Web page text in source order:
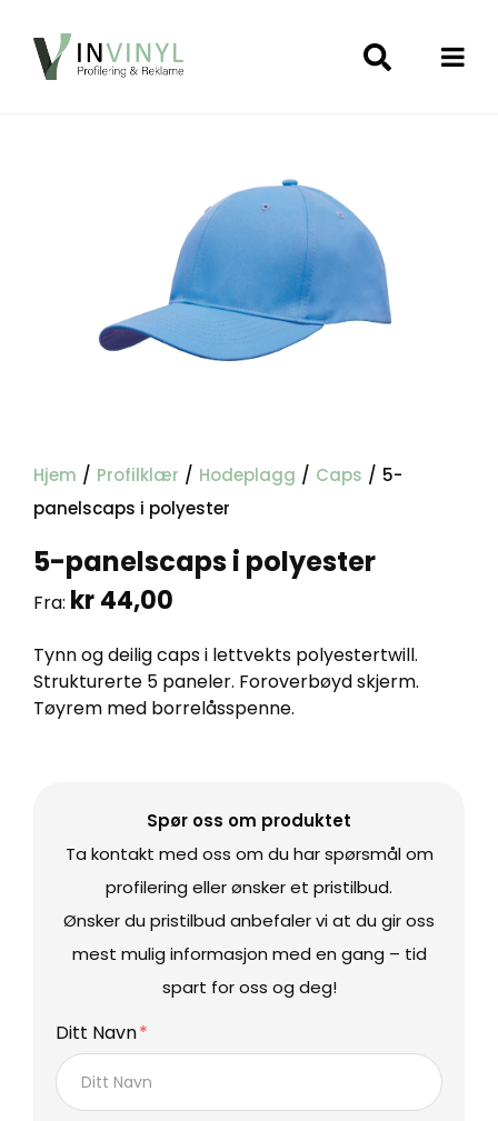
Hjem / Profilklær / Hodeplagg / Caps / 5-
panelscaps i polyester
5-panelscaps i polyester
Fra: kr44,00
Tynn og deilig caps i lettvekts polyestertwill.
Strukturerte 5 paneler. Foroverbøyd skjerm.
Tøyrem med borrelåsspenne.
Spør oss om produktet
Ta kontakt med oss om du har spørsmål om
profilering eller ønsker et pristilbud.
Ønsker du pristilbud anbefaler vi at du gir oss
mest mulig informasjon med en gang – tid
spart for oss og deg!
Ditt Navn